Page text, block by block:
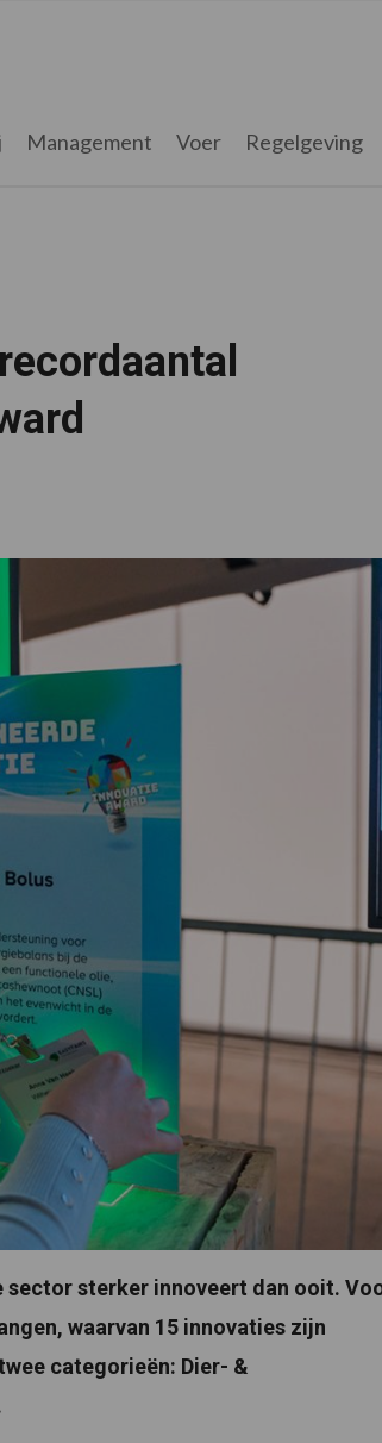
Management Voer Regelgeving
sector sterker innoveert dan ooit.
waarvan 15 innovaties zijn
categorieën: Dier- &